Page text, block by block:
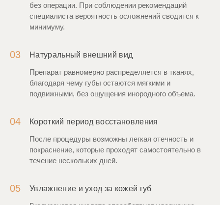
без операции. При соблюдении рекомендаций
специалиста вероятность осложнений сводится к
минимуму.
03 Натуральный внешний вид
Препарат равномерно распределяется в тканях,
благодаря чему губы остаются мягкими и
подвижными, без ощущения инородного объема.
04 Короткий период восстановления
После процедуры возможны легкая отечность и
покраснение, которые проходят самостоятельно в
течение нескольких дней.
05 Увлажнение и уход за кожей губ